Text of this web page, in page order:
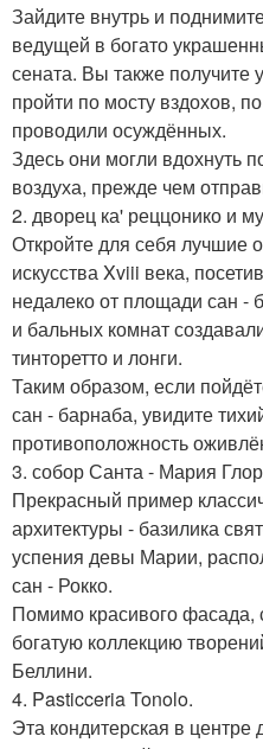
Зайдите внутрь и
ведущей в богато
сената. Вы также получите
пройти по мосту вздохов,
проводили осуждённых.
Здесь они могли вдохнуть
воздуха, прежде чем
2. дворец ка' реццонико и
Откройте для себя лучшие
искусства Xviii века,
недалеко от площади сан -
и бальных комнат
тинторетто и лонги.
Таким образом, если
сан - барнаба, увидите
противоположность
3. собор Санта - Мария
Прекрасный пример
архитектуры - базилика
успения девы Марии,
сан - Рокко.
Помимо красивого фасада,
богатую коллекцию
Беллини.
4. Pasticceria Tonolo.
Эта кондитерская в